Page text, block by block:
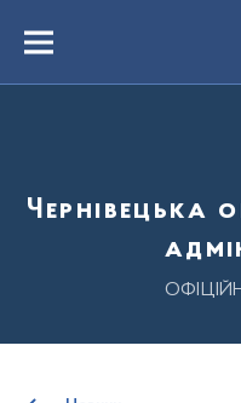
вмістуMenu
Чернівецька